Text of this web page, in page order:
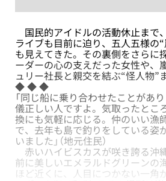
国民的アイドルの活動休止まで
ライブも目前に迫り、五人五様の
も見えてきた。その裏側をさらに
ーダーの心の支えだった女性や、
ュリー社長と親交を結ぶ“怪人物”
◆ ◆ ◆
「同じ船に乗り合わせたことがあ
儀正しい人ですよ。気取ったとこ
換にも気軽に応じる。仲のいい漁
で、去年も島で釣りをしている姿
いました」（地元住民）
赤いハイビスカスが咲き誇る沖
前に美しいエメラルドグリーンの
ほど近くに、人目につかない一角